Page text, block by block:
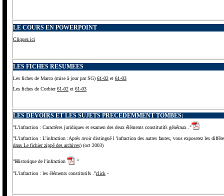
LE COURS EN POWERPOINT
Cliquez ici
LES FICHES RESUMEES
Les fiches de Marco (mise à jour par SG) 61-02 et 61-03
Les fiches de Corbier61-02 et 61-03
LES DEVOIRS ET LES SUJETS PRECEDEMMENT TOMBES:
"L'infraction : Caractères juridiques et examen des deux éléments constitutifs généraux ."
"L'infraction : L'infraction :Après avoir distingué l 'infraction des autres fautes, vous exposerez les
dans Le fichier zippé des archives) (oct 2003)
"Historique de l'infraction "
"L'infraction : les éléments constitutifs ."click -